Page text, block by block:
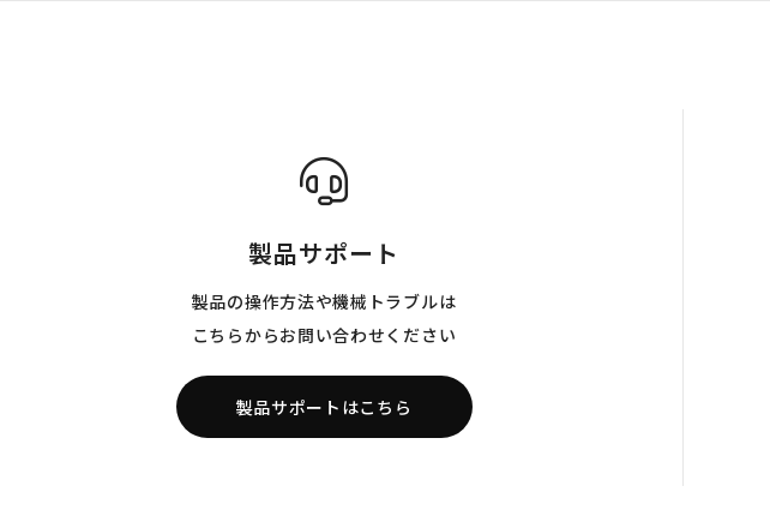
製品サポート
製品の操作方法や機械トラブルは
こちらからお問い合わせください
製品サポートはこちら